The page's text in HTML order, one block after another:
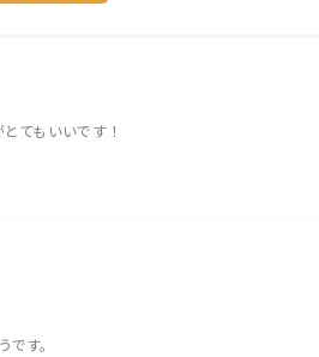
てもいいです！
す。